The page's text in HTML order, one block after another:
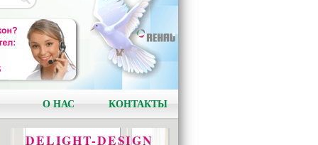
О НАС КОНТАКТЫ
в подарок подарочный
сертификат на сумму
1000 рублей!
DELIGHT-DESIGN